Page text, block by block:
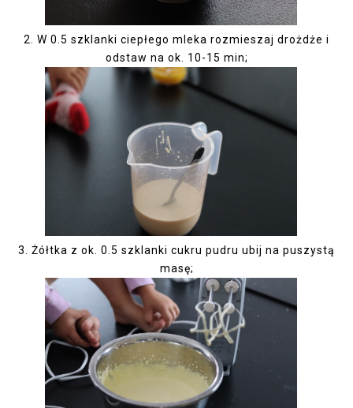
2. W 0.5 szklanki ciepłego mleka rozmieszaj drożdże i
odstaw na ok. 10-15 min;
3. Żółtka z ok. 0.5 szklanki cukru pudru ubij na puszystą
masę;